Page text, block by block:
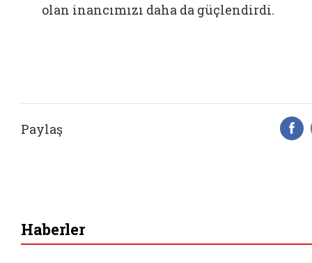
olan inancımızı daha da güçlendirdi.
Paylaş
Haberler